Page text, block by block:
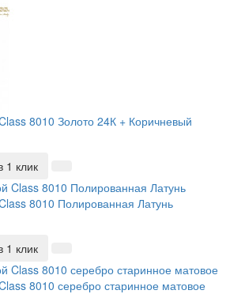
8010 Золото 24К + Коричневый
1 клик
8010 Полированная Латунь
1 клик
8010 серебро старинное матовое